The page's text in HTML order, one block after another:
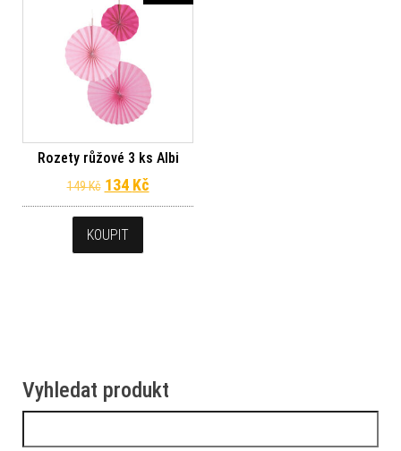
Rozety růžové 3 ks Albi
149Kč Původní cena byla: 149 Kč.
134 KčAktuální cena je: 134 Kč.
KOUPIT
Vyhledat produkt